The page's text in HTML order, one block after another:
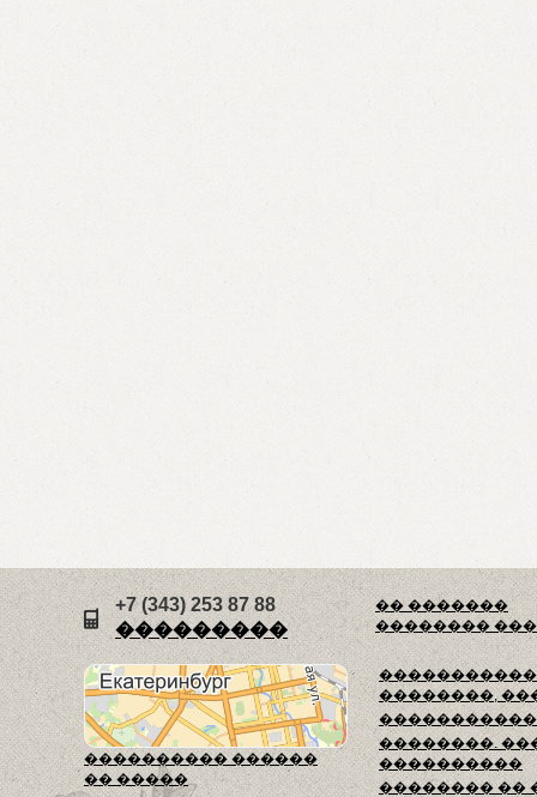
�� �������
��������
��������,
��������.
����������
�������� ��
���������� ������
�� �����
+7 (343) 253 87 88
���������